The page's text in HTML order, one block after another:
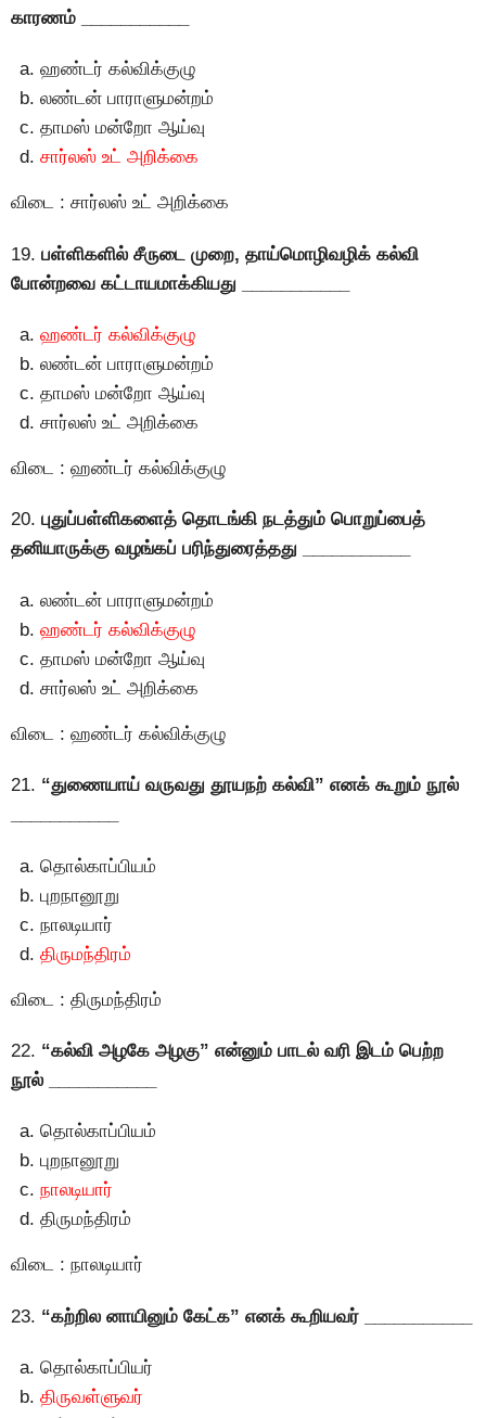
காரணம் ___________
ஹண்டர் கல்விக்குழு
லண்டன் பாராளுமன்றம்
தாமஸ் மன்றோ ஆய்வு
சார்லஸ் உட் அறிக்கை
விடை : சார்லஸ் உட் அறிக்கை
19. பள்ளிகளில் சீருடை முறை, தாய்மொழிவழிக் கல்வி
போன்றவை கட்டாயமாக்கியது ___________
ஹண்டர் கல்விக்குழு
லண்டன் பாராளுமன்றம்
தாமஸ் மன்றோ ஆய்வு
சார்லஸ் உட் அறிக்கை
விடை : ஹண்டர் கல்விக்குழு
20. புதுப்பள்ளிகளைத் தொடங்கி நடத்தும் பொறுப்பைத்
தனியாருக்கு வழங்கப் பரிந்துரைத்தது ___________
லண்டன் பாராளுமன்றம்
ஹண்டர் கல்விக்குழு
தாமஸ் மன்றோ ஆய்வு
சார்லஸ் உட் அறிக்கை
விடை : ஹண்டர் கல்விக்குழு
21. “துணையாய் வருவது தூயநற் கல்வி” எனக் கூறும் நூல்
தொல்காப்பியம்
புறநானூறு
நாலடியார்
திருமந்திரம்
விடை : திருமந்திரம்
22. “கல்வி அழகே அழகு” என்னும் பாடல் வரி இடம் பெற்ற
நூல் ___________
தொல்காப்பியம்
புறநானூறு
நாலடியார்
திருமந்திரம்
விடை : நாலடியார்
23. “கற்றில னாயினும் கேட்க” எனக் கூறியவர் ___________
தொல்காப்பியர்
திருவள்ளுவர்